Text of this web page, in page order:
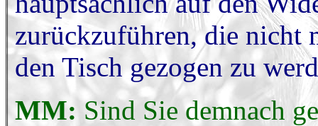
zurückzuführen, die nicht
den Tisch gezogen zu
MM:Sind Sie demnach